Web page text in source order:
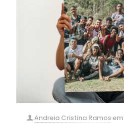
Andreia Cristina Ramosem